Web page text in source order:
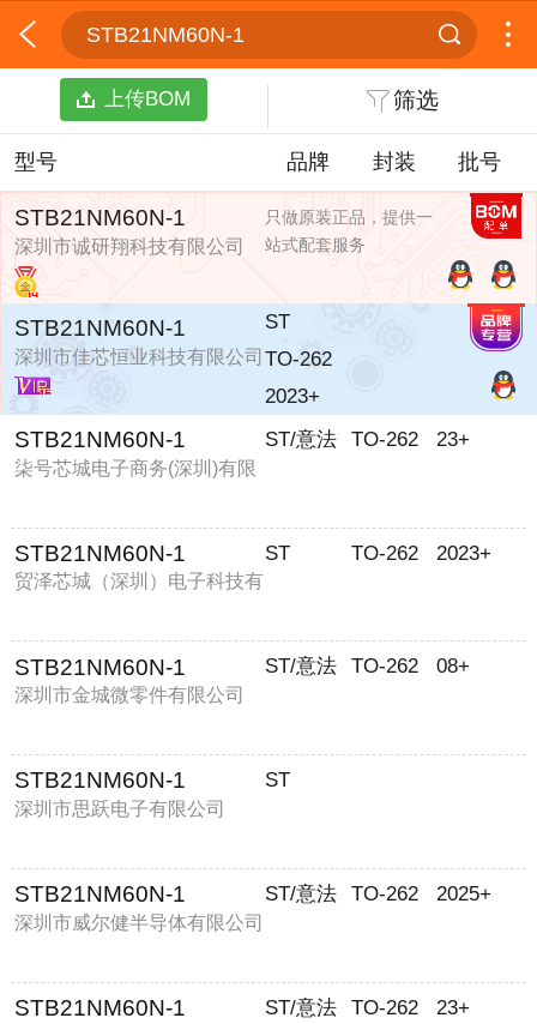
STB21NM60N-1
上传BOM 筛选
型号 品牌 封装 批号
STB21NM60N-1
深圳市诚研翔科技有限公司
只做原装正品，提供一
站式配套服务
STB21NM60N-1
深圳市佳芯恒业科技有限公司
ST
TO-262
2023+
STB21NM60N-1
柒号芯城电子商务(深圳)有限
ST/意法 TO-262 23+
STB21NM60N-1
贸泽芯城（深圳）电子科技有
ST TO-262 2023+
STB21NM60N-1
深圳市金城微零件有限公司
ST/意法 TO-262 08+
STB21NM60N-1
深圳市思跃电子有限公司
ST
STB21NM60N-1
深圳市威尔健半导体有限公司
ST/意法 TO-262 2025+
STB21NM60N-1 ST/意法 TO-262 23+